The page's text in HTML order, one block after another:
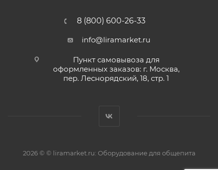
8 (800) 600-26-33
info@liramarket.ru
Пункт самовывоза для
оформленных заказов: г. Москва,
пер. Леснорядский, 18, стр. 1
2026 © © liramarket.ru: Оборудование для общепита